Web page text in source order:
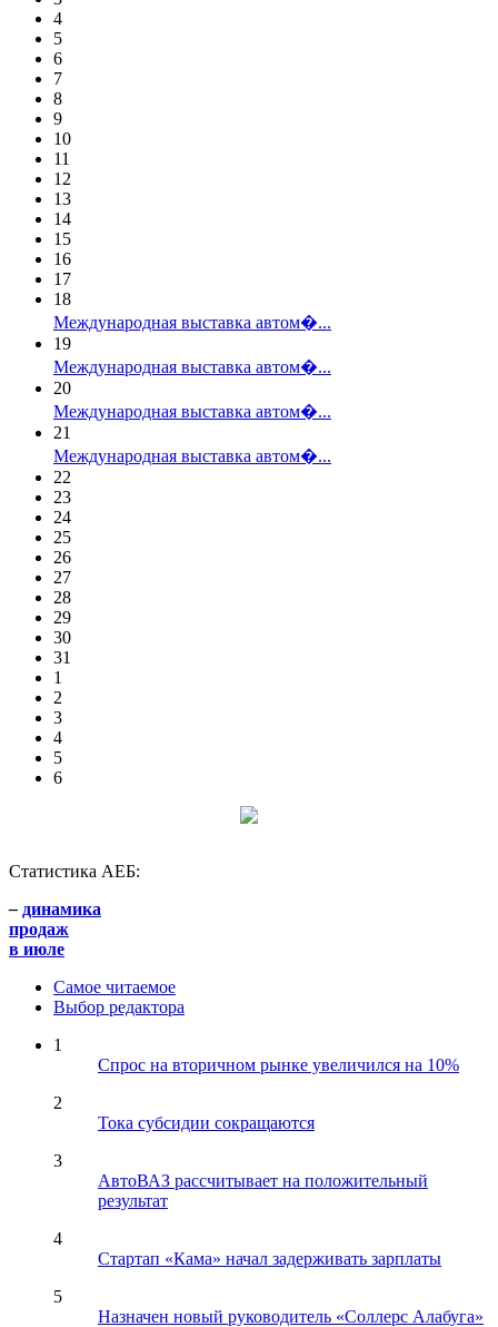
4
5
6
7
8
9
10
11
12
13
14
15
16
17
18
Международная выставка автом�...
19
Международная выставка автом�...
20
Международная выставка автом�...
21
Международная выставка автом�...
22
23
24
25
26
27
28
29
30
31
1
2
3
4
5
6
Статистика АЕБ:
– динамика
продаж
в июле
Самое читаемое
Выбор редактора
1
Спрос на вторичном рынке увеличился на 10%
2
Тока субсидии сокращаются
3
АвтоВАЗ рассчитывает на положительный
результат
4
Стартап «Кама» начал задерживать зарплаты
5
Назначен новый руководитель «Соллерс Алабуга»